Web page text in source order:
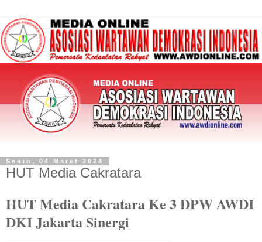
Senin, 04 Maret 2024
HUT Media Cakratara
HUT Media Cakratara Ke 3 DPW AWDI
DKI Jakarta Sinergi